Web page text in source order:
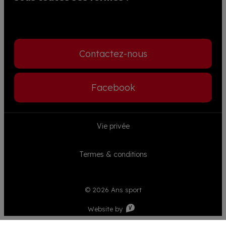
Contactez-nous
Facebook
Footer
Vie privée
Termes & conditions
© 2026 Ans sport
Website by